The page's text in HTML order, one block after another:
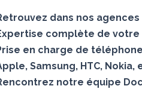
dans nos
complète de votre
en charge de
Samsung, HTC, Nokia,
notre équipe